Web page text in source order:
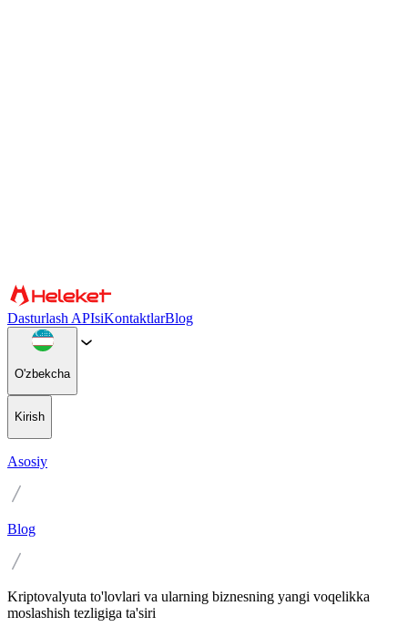
Dasturlash APIsiKontaktlarBlog
O'zbekcha
Kirish
Asosiy
Blog
Kriptovalyuta to'lovlari va ularning biznesning yangi voqelikka
moslashish tezligiga ta'siri